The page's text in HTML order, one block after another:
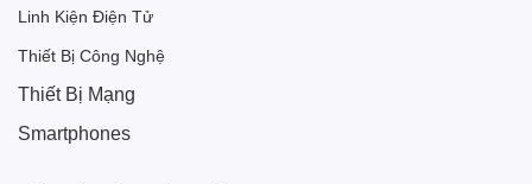
Linh Kiện Điện Tử
Thiết Bị Công Nghệ
Thiết Bị Mạng
Smartphones